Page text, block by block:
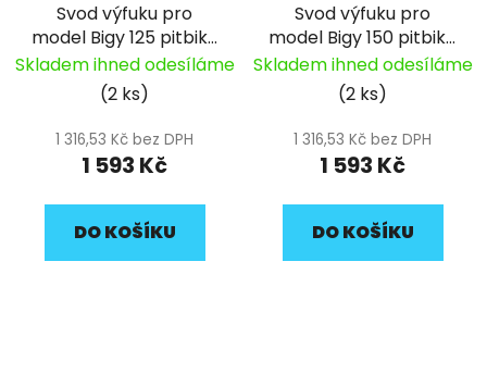
Svod výfuku pro
model Bigy 125 pitbike
YCF
Skladem ihned odesíláme
(2 ks)
1 316,53 Kč bez DPH
1 593 Kč
DO KOŠÍKU
Svod výfuku pro
model Bigy 150 pitbike
YCF
Skladem ihned odesíláme
(2 ks)
1 316,53 Kč bez DPH
1 593 Kč
DO KOŠÍKU